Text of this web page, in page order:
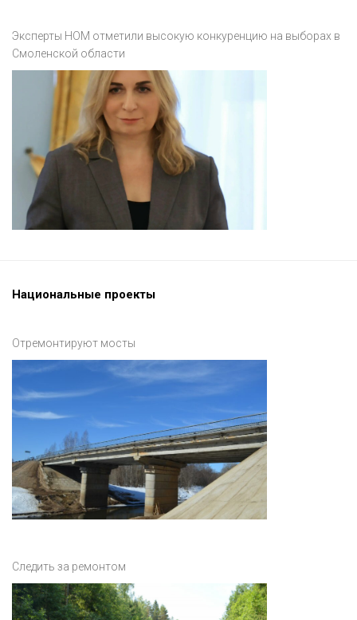
Эксперты НОМ отметили высокую конкуренцию на выборах в
Смоленской области
Национальные проекты
Отремонтируют мосты
Следить за ремонтом